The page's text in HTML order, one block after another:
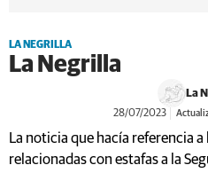
LA NEGRILLA
La Negrilla
La
28/07/2023
La noticia que hacía referencia
relacionadas con estafas a la